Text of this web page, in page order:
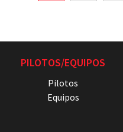
PILOTOS/EQUIPOS
Pilotos
Equipos